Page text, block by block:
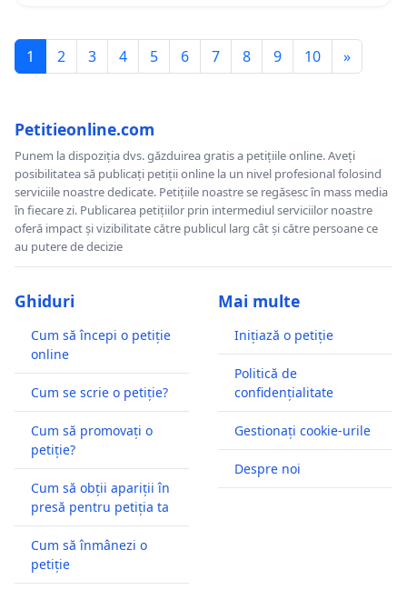
1 2 3 4 5 6 7 8 9 10 »
Petitieonline.com
Punem la dispoziția dvs. găzduirea gratis a petițiile online. Aveți
posibilitatea să publicați petiții online la un nivel profesional folosind
serviciile noastre dedicate. Petițiile noastre se regăsesc în mass media
în fiecare zi. Publicarea petițiilor prin intermediul serviciilor noastre
oferă impact și vizibilitate către publicul larg cât și către persoane ce
au putere de decizie
Ghiduri
Cum să începi o petiție
online
Cum se scrie o petiție?
Cum să promovați o
petiție?
Cum să obții apariții în
presă pentru petiția ta
Cum să înmânezi o
petiție
Mai multe
Inițiază o petiție
Politică de
confidențialitate
Gestionați cookie-urile
Despre noi